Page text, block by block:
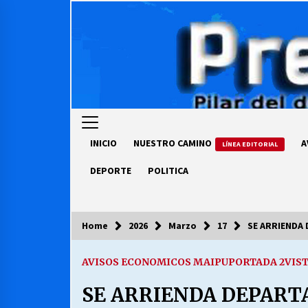
INICIO NUESTRO CAMINO LÍNEA EDITORIAL
DEPORTE POLITICA
COLUMNISTA
luz… ¿Y cuándo van a bajar?
03/08/2026
Home 2026 Marzo 17 SE ARRIENDA
AVISOS ECONOMICOS MAIPUPORTADA 2
SE ARRIENDA